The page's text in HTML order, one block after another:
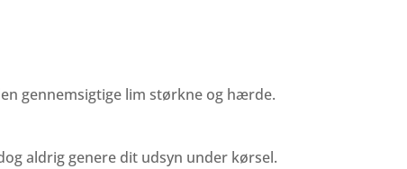
gennemsigtige lim størkne og hærde.
aldrig genere dit udsyn under kørsel.